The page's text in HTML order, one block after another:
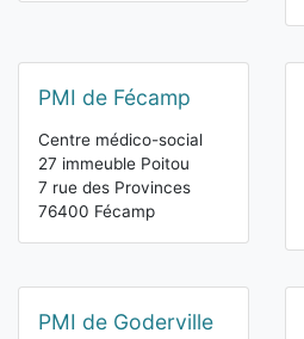
PMI de Fécamp
Centre médico-social
27 immeuble Poitou
7 rue des Provinces
76400 Fécamp
PMI de Goderville